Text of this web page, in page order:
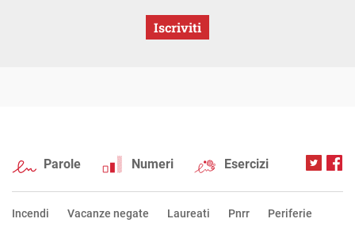
Iscriviti
Parole Numeri Esercizi
Incendi Vacanze negate Laureati Pnrr Periferie